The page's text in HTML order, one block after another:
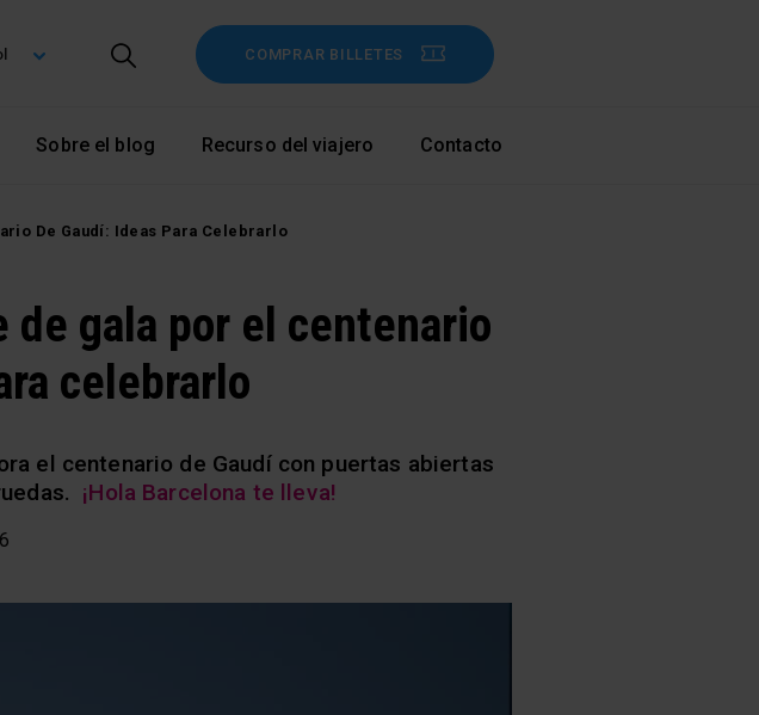
COMPRAR BILLETES
Sobre el blog Recurso del viajero Contacto
De Gaudí: Ideas Para Celebrarlo
de gala por el centenario
celebrarlo
el centenario de Gaudí con puertas abiertas
¡Hola Barcelona te lleva!